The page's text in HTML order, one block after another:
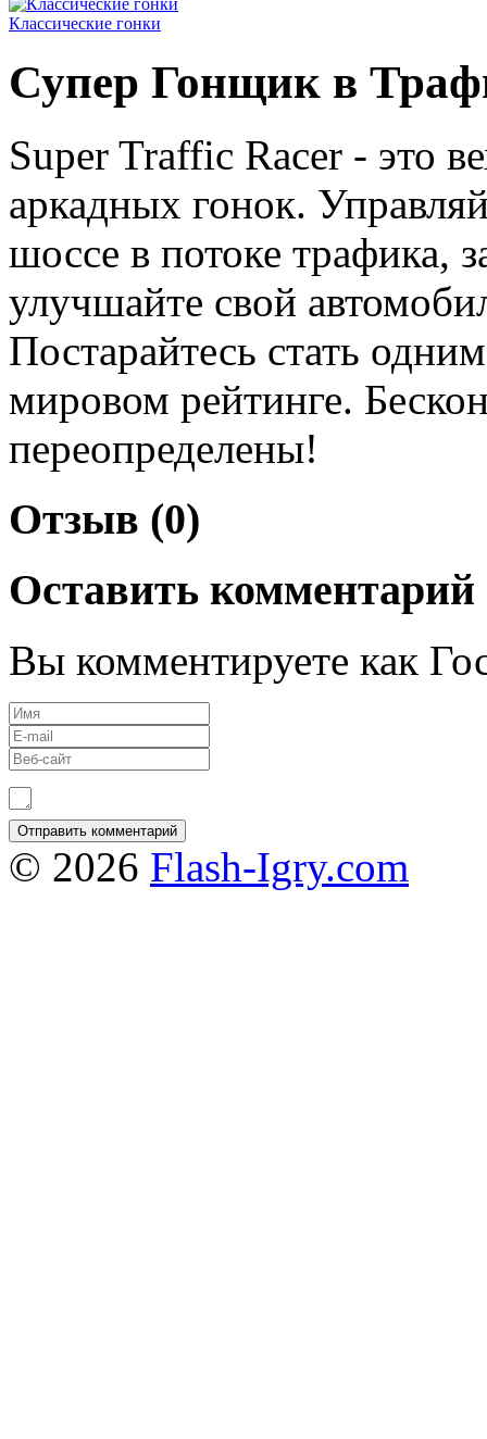
Классические гонки
Супер Гонщик в
Super Traffic Racer - это
аркадных гонок.
шоссе в потоке трафика,
улучшайте свой
Постарайтесь стать
мировом рейтинге.
переопределены!
Отзыв (0)
Оставить комментарий
Вы комментируете как
© 2026 Flash-Igry.com